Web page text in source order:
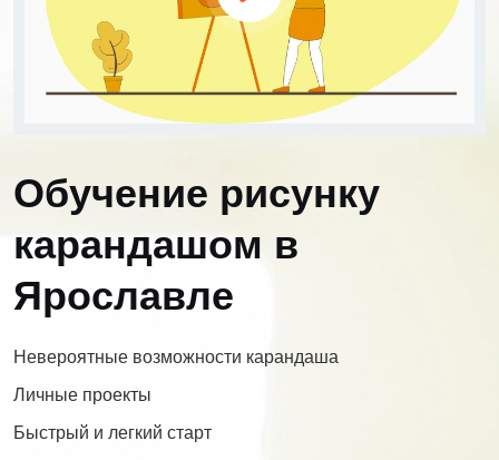
Обучение рисунку
карандашом в
Ярославле
Невероятные возможности карандаша
Личные проекты
Быстрый и легкий старт